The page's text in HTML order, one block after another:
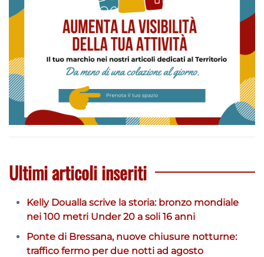
Ultimi articoli inseriti
Kelly Doualla scrive la storia: bronzo mondiale
nei 100 metri Under 20 a soli 16 anni
Ponte di Bressana, nuove chiusure notturne:
traffico fermo per due notti ad agosto